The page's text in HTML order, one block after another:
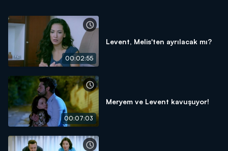
00:02:55
Levent, Melis'ten ayrılacak mı?
00:07:03
Meryem ve Levent kavuşuyor!